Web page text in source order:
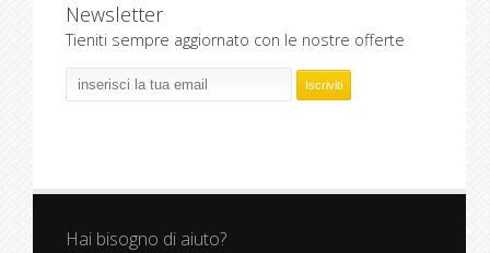
Newsletter
Tieniti sempre aggiornato con le nostre offerte
Hai bisogno di aiuto?